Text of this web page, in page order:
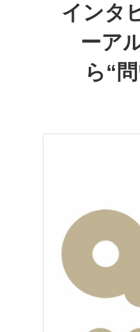
インタ
ーア
ら“